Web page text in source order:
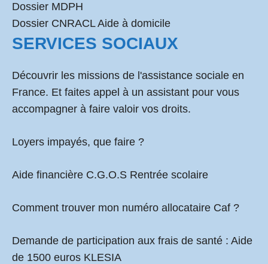
Dossier MDPH
Dossier CNRACL Aide à domicile
SERVICES SOCIAUX
Découvrir les missions de l'assistance sociale en
France. Et faites appel à un assistant pour vous
accompagner à faire valoir vos droits.
Loyers impayés, que faire ?
Aide financière C.G.O.S Rentrée scolaire
Comment trouver mon numéro allocataire Caf ?
Demande de participation aux frais de santé : Aide
de 1500 euros KLESIA